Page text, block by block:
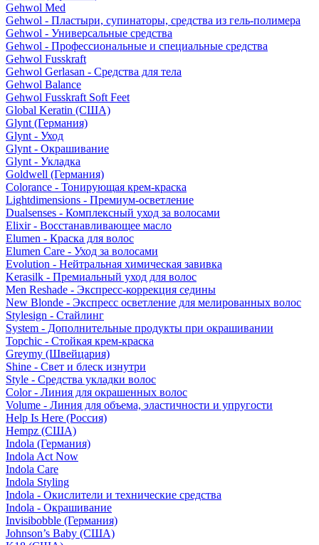
Gehwol Med
Gehwol - Пластыри, супинаторы, средства из гель-полимера
Gehwol - Универсальные средства
Gehwol - Профессиональные и специальные средства
Gehwol Fusskraft
Gehwol Gerlasan - Средства для тела
Gehwol Balance
Gehwol Fusskraft Soft Feet
Global Keratin (США)
Glynt (Германия)
Glynt - Уход
Glynt - Окрашивание
Glynt - Укладка
Goldwell (Германия)
Colorance - Тонирующая крем-краска
Lightdimensions - Премиум-осветление
Dualsenses - Комплексный уход за волосами
Elixir - Восстанавливающее масло
Elumen - Краска для волос
Elumen Care - Уход за волосами
Evolution - Нейтральная химическая завивка
Kerasilk - Премиальный уход для волос
Men Reshade - Экспресс-коррекция седины
New Blonde - Экспресс осветление для мелированных волос
Stylesign - Стайлинг
System - Дополнительные продукты при окрашивании
Topchic - Стойкая крем-краска
Greymy (Швейцария)
Shine - Свет и блеск изнутри
Style - Средства укладки волос
Color - Линия для окрашенных волос
Volume - Линия для объема, эластичности и упругости
Help Is Here (Россия)
Hempz (США)
Indola (Германия)
Indola Act Now
Indola Care
Indola Styling
Indola - Окислители и технические средства
Indola - Окрашивание
Invisibobble (Германия)
Johnson’s Baby (США)